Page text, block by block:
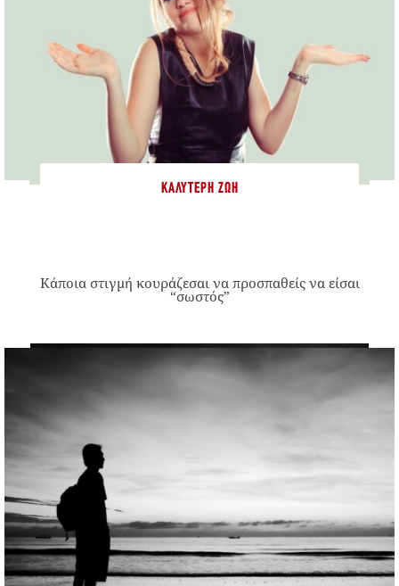
ΚΑΛΎΤΕΡΗ ΖΩΉ
Κάποια στιγμή κουράζεσαι να προσπαθείς να είσαι
“σωστός”